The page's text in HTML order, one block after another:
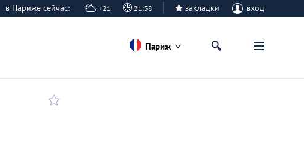
в Париже сейчас: +21 21:38 закладки вход
Париж